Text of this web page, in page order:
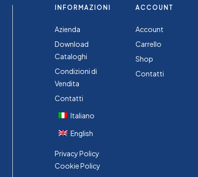
INFORMAZIONI
Azienda
Download
Cataloghi
Condizioni di
Vendita
Contatti
Italiano
English
Privacy Policy
Cookie Policy
ACCOUNT
Account
Carrello
Shop
Contatti